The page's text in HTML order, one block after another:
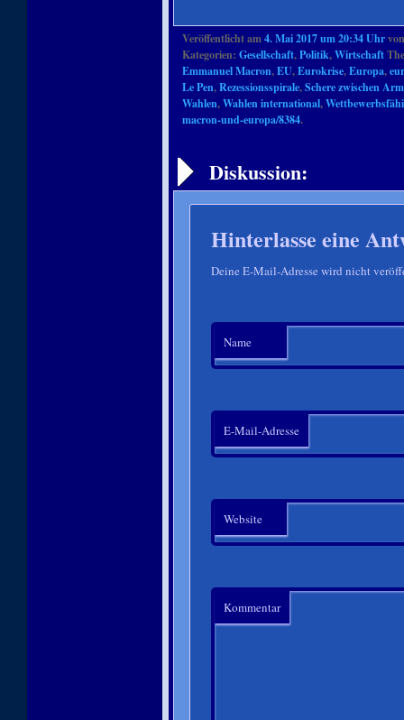
Veröffentlicht am4. Mai 2017 um 20:34 Uhr
Kategorien: Gesellschaft,Politik,Wirtschaft
Emmanuel Macron,EU,Eurokrise,Europa,
Le Pen,Rezessionsspirale,Schere zwischen
Wahlen,Wahlen international,
macron-und-europa/8384.
Diskussion:
Hinterlasse eine
Deine E-Mail-Adresse wird nicht
Name
E-Mail-Adresse
Website
Kommentar